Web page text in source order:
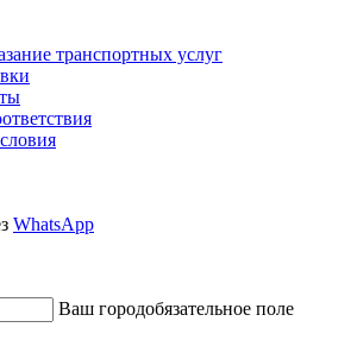
транспортных услуг
WhatsApp
Ваш городобязательное поле